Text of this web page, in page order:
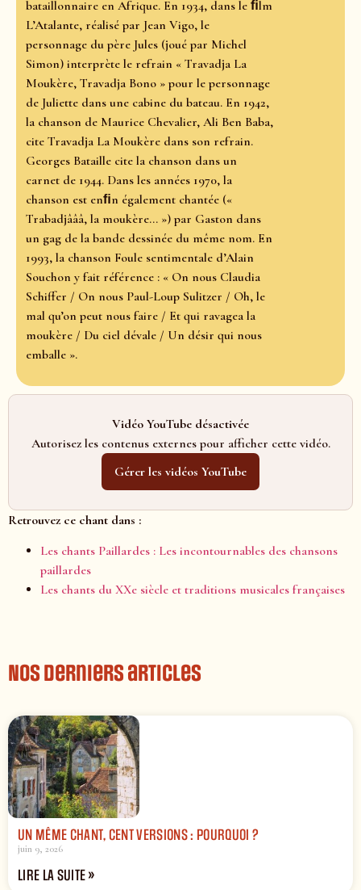
bataillonnaire en Afrique. En 1934, dans le ﬁlm
L’Atalante, réalisé par Jean Vigo, le
personnage du père Jules (joué par Michel
Simon) interprète le refrain « Travadja La
Moukère, Travadja Bono » pour le personnage
de Juliette dans une cabine du bateau. En 1942,
la chanson de Maurice Chevalier, Ali Ben Baba,
cite Travadja La Moukère dans son refrain.
Georges Bataille cite la chanson dans un
carnet de 1944. Dans les années 1970, la
chanson est enﬁn également chantée («
Trabadjâââ, la moukère… ») par Gaston dans
un gag de la bande dessinée du même nom. En
1993, la chanson Foule sentimentale d’Alain
Souchon y fait référence : « On nous Claudia
Schiffer / On nous Paul-Loup Sulitzer / Oh, le
mal qu’on peut nous faire / Et qui ravagea la
moukère / Du ciel dévale / Un désir qui nous
emballe ».
Vidéo YouTube désactivée
Autorisez les contenus externes pour afficher cette vidéo.
Gérer les vidéos YouTube
Retrouvez ce chant dans :
Les chants Paillardes : Les incontournables des chansons
paillardes
Les chants du XXe siècle et traditions musicales françaises
Nos derniers articles
UN MÊME CHANT, CENT VERSIONS : POURQUOI ?
juin 9, 2026
LIRE LA SUITE »